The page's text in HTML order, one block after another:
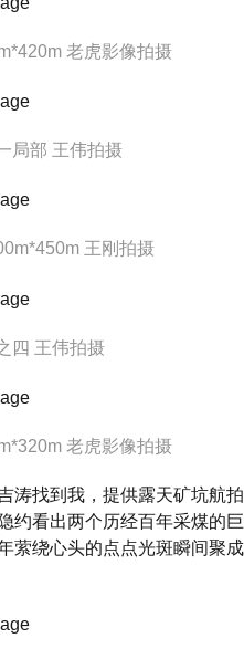
老虎影像拍摄
局部 王伟拍摄
王刚拍摄
四 王伟拍摄
老虎影像拍摄
涛找到我，提供露天矿坑航拍
约看出两个历经百年采煤的巨
萦绕心头的点点光斑瞬间聚成